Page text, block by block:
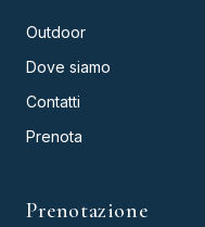
Outdoor
Dove siamo
Contatti
Prenota
Prenotazione